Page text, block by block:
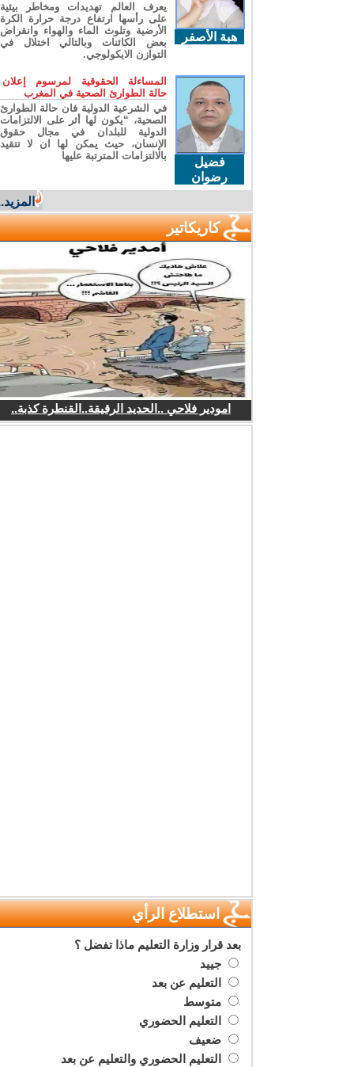
هبة الأصفر
يعرف العالم تهديدات ومخاطر بيئية
على رأسها ارتفاع درجة حرارة الكرة
الأرضية وتلوث الماء والهواء وانقراض
بعض الكائنات وبالتالي اختلال في
التوازن الايكولوجي.
فضيل
رضوان
المساءلة الحقوقية لمرسوم إعلان
حالة الطوارئ الصحية في المغرب
في الشرعية الدولية فان حالة الطوارئ
الصحية، “يكون لها أثر على الالتزامات
الدولية للبلدان في مجال حقوق
الإنسان، حيث يمكن لها ان لا تتقيد
بالالتزامات المترتبة عليها
المزيد...
كاريكاتير
امودير فلاحي ..الحديد الرقيقة..القنطرة كذبة..
استطلاع الرأي
بعد قرار وزارة التعليم ماذا تفضل ؟
جييد
التعليم عن بعد
متوسط
التعليم الحضوري
ضعيف
التعليم الحضوري والتعليم عن بعد